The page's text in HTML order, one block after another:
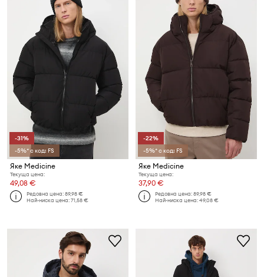
-31%
-5%* с код: FS
Яке Medicine
Текуща цена:
49,08 €
Редовна цена:89,98 €
Най-ниска цена:71,58 €
-22%
-5%* с код: FS
Яке Medicine
Текуща цена:
37,90 €
Редовна цена:89,98 €
Най-ниска цена:49,08 €